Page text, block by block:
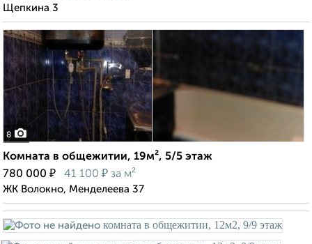
Щепкина 3
8
Комната в общежитии, 19м², 5/5 этаж
780 000 ₽ 41 100 ₽ за м²
ЖК Волокно, Менделеева 37